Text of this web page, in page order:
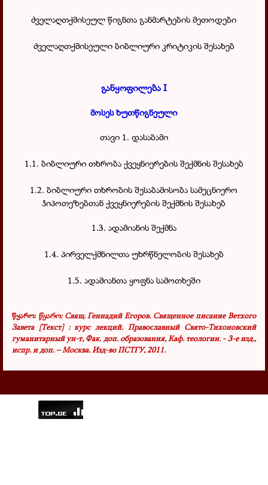
ძველაღთქმისეულ წიგნთა განმარტების მეთოდები
ძველაღთქმისეული ბიბლიური კრიტიკის შესახებ
განყოფილება I
მოსეს ხუთწიგნეული
თავი 1. დასაბამი
1.1. ბიბლიური თხრობა ქვეყნიერების შექმნის შესახებ
1.2. ბიბლიური თხრობის შესაბამისობა სამეცნიერო
ჰიპოთეზებთან ქვეყნიერების შექმნის შესახებ
1.3. ადამიანის შექმნა
1.4. პირველქმნილთა უხრწნელობის შესახებ
1.5. ადამიანთა ყოფნა სამოთხეში
წყარო: წყარო: Свящ. Геннадий Егоров. Священное писание Ветхого
Завета [Текст] : курс лекций. Православный Свято-Тихоновский
гуманитарный ун-т, Фак. доп. образования, Каф. теологии. - 3-е изд.,
испр. и доп. – Москва.Изд-во ПСТГУ, 2011.